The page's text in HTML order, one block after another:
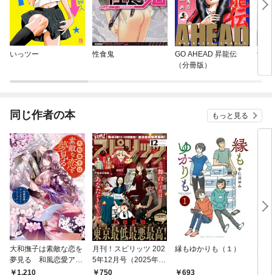
いっツー 性食鬼
GO AHEAD 昇龍伝
（分冊版）
女
同じ作者の本 もっと見る
大和撫子は素敵な恋を
夢見る 和風恋愛アン
ソロジーコミック
1,210
月刊！スピリッツ 202
5年12月号（2025年10
月27日発売号）
750
縁もゆかりも（１）
693
ね